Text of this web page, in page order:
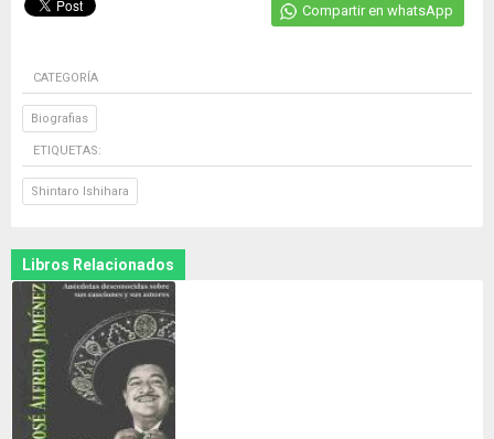
Compartir en whatsApp
CATEGORÍA
Biografias
ETIQUETAS:
Shintaro Ishihara
Libros Relacionados